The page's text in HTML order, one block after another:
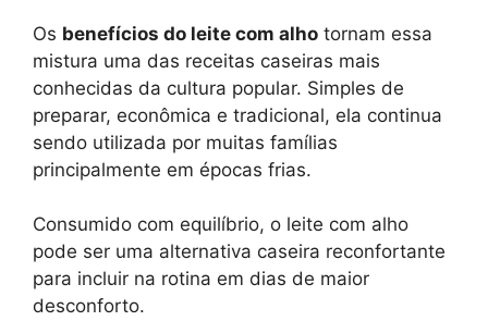
Os benefícios do leite com alho tornam essa
mistura uma das receitas caseiras mais
conhecidas da cultura popular. Simples de
preparar, econômica e tradicional, ela continua
sendo utilizada por muitas famílias
principalmente em épocas frias.
Consumido com equilíbrio, o leite com alho
pode ser uma alternativa caseira reconfortante
para incluir na rotina em dias de maior
desconforto.